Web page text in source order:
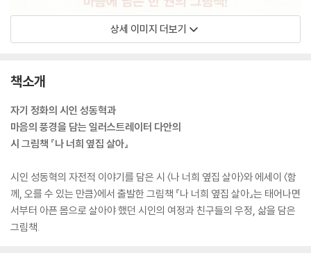
상세 이미지 더보기
책소개
자기 정화의 시인 성동혁과
마음의 풍경을 담는 일러스트레이터 다안의
시 그림책 『나 너희 옆집 살아』
시인 성동혁의 자전적 이야기를 담은 시 〈나 너희 옆집 살아〉와 에세이 〈함
께, 오를 수 있는 만큼〉에서 출발한 그림책 『나 너희 옆집 살아』는 태어나면
서부터 아픈 몸으로 살아야 했던 시인의 여정과 친구들의 우정, 삶을 담은
그림책.